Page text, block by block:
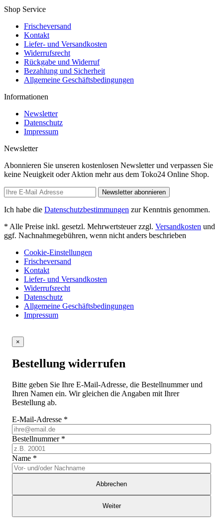
Shop Service
Frischeversand
Kontakt
Liefer- und Versandkosten
Widerrufsrecht
Rückgabe und Widerruf
Bezahlung und Sicherheit
Allgemeine Geschäftsbedingungen
Informationen
Newsletter
Datenschutz
Impressum
Newsletter
Abonnieren Sie unseren kostenlosen Newsletter und verpassen Sie
keine Neuigkeit oder Aktion mehr aus dem Toko24 Online Shop.
Newsletter abonnieren
Ich habe die Datenschutzbestimmungen zur Kenntnis genommen.
* Alle Preise inkl. gesetzl. Mehrwertsteuer zzgl. Versandkosten und
ggf. Nachnahmegebühren, wenn nicht anders beschrieben
Cookie-Einstellungen
Frischeversand
Kontakt
Liefer- und Versandkosten
Widerrufsrecht
Datenschutz
Allgemeine Geschäftsbedingungen
Impressum
×
Bestellung widerrufen
Bitte geben Sie Ihre E-Mail-Adresse, die Bestellnummer und
Ihren Namen ein. Wir gleichen die Angaben mit Ihrer
Bestellung ab.
E-Mail-Adresse *
Bestellnummer *
Name *
Abbrechen
Weiter